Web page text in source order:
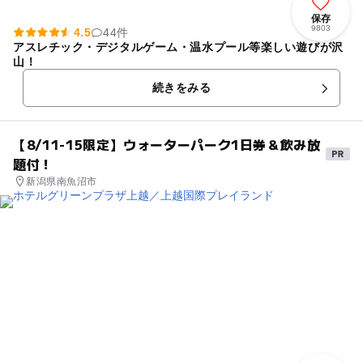
保存
9803
4.5
44件
アスレチック・デジタルゲーム・温水プール等楽しい遊びが沢
山！
続きをみる
【8/11-15限定】ウォーターパーク1日券＆飲み放
題付！
新潟県南魚沼市